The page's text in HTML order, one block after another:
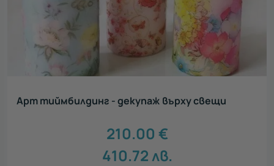
Арт тиймбилдинг - декупаж върху свещи
210.00 €
410.72лв.